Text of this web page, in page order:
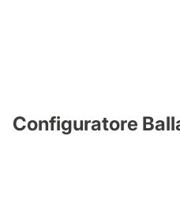
Configuratore